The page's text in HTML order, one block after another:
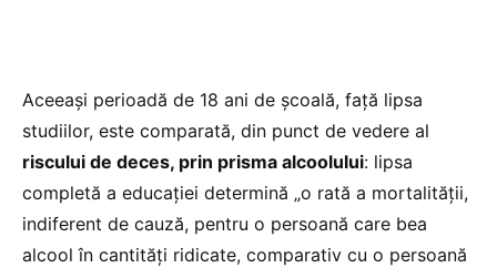
Aceeași perioadă de 18 ani de școală, față lipsa
studiilor, este comparată, din punct de vedere al
riscului de deces, prin prisma alcoolului: lipsa
completă a educației determină „o rată a mortalității,
indiferent de cauză, pentru o persoană care bea
alcool în cantități ridicate, comparativ cu o persoană